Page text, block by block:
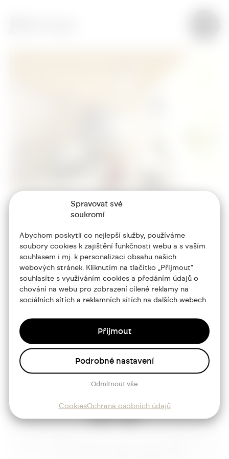
Spravovat své
soukromí
Abychom poskytli co nejlepší služby, používáme
soubory cookies k zajištění funkčnosti webu a s vaším
souhlasem i mj. k personalizaci obsahu našich
webových stránek. Kliknutím na tlačítko „Přijmout“
souhlasíte s využíváním cookies a předáním údajů o
chování na webu pro zobrazení cílené reklamy na
sociálních sítích a reklamních sítích na dalších webech.
Přijmout
Odmítnout vše
Podrobné nastavení
CookiesOchrana osobních údajů
Portfolio
O mně
Služby
Blog
Kontakt
jtdesign@joseftrakal.cz
Sledujte mě